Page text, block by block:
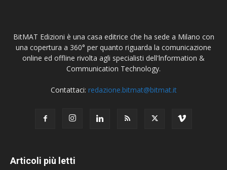
BitMAT Edizioni è una casa editrice che ha sede a Milano con
una copertura a 360° per quanto riguarda la comunicazione
online ed offline rivolta agli specialisti dell'lnformation &
Communication Technology.
Contattaci: redazione.bitmat@bitmat.it
Articoli più letti